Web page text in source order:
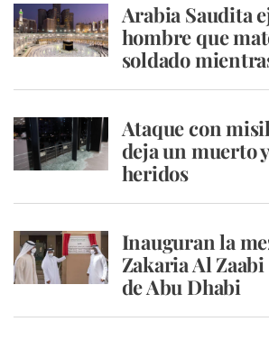
Arabia Saudita
hombre que
soldado
Ataque con
deja un muerto
heridos
Inauguran la
Zakaria Al
de Abu Dhabi